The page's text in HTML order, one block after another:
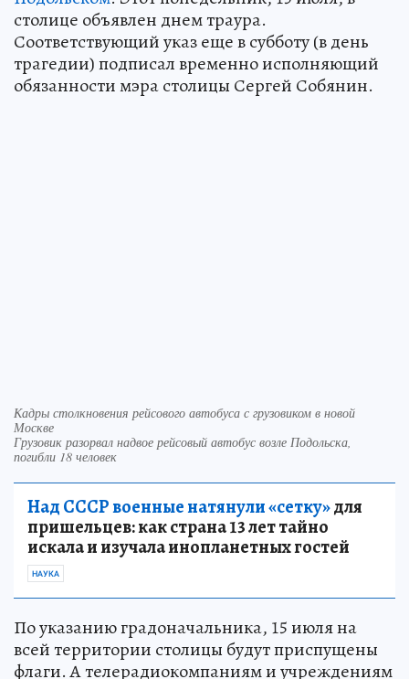
столице объявлен днем траура.
Соответствующий указ еще в субботу (в день
трагедии) подписал временно исполняющий
обязанности мэра столицы Сергей Собянин.
Кадры столкновения рейсового автобуса с грузовиком в новой
Москве
Грузовик разорвал надвое рейсовый автобус возле Подольска,
погибли 18 человек
Над СССР военные натянули «сетку»для
пришельцев: как страна 13 лет тайно
искала и изучала инопланетных гостей
НАУКА
По указанию градоначальника, 15 июля на
всей территории столицы будут приспущены
флаги. А телерадиокомпаниям и учреждениям